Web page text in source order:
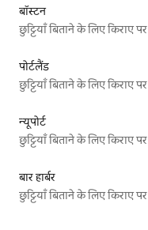
बॉस्टन
पोर्टलैंड
न्यूपोर्ट
बार हार्बर